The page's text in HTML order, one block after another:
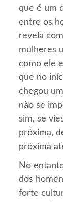
que é um
entre os
revela
mulheres
como ele
que no
chegou
não se
sim, se
próxima,
próxima
No
dos
forte